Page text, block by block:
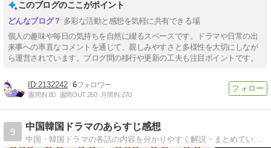
このブログのここがポイント
多彩な活動と感想を気軽に共有できる場
個人の趣味や毎日の気持ちを自然に綴るスペースです。ドラマや日常の出
来事への率直なコメントを通じて、親しみやすさと多様性を大切にしなが
ら運営されています。ブログ間の移行や更新の工夫も注目ポイントです。
2132242 6
週間IN:80 週間OUT:260 月間IN:270
9
中国韓国ドラマのあらすじ感想